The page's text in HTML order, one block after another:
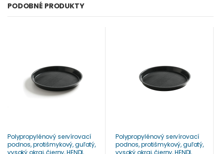
PODOBNÉ PRODUKTY
Polypropylénový servírovací
podnos, protišmykový, guľatý,
vysoký okraj, čierny, HENDI,
Polypropylénový servírovací
podnos, protišmykový, guľatý,
vysoký okraj, čierny, HENDI,